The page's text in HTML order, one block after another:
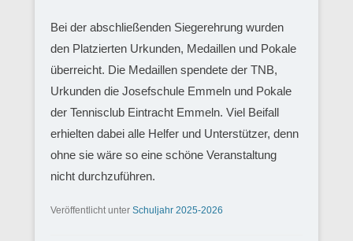
Bei der abschließenden Siegerehrung wurden
den Platzierten Urkunden, Medaillen und Pokale
überreicht. Die Medaillen spendete der TNB,
Urkunden die Josefschule Emmeln und Pokale
der Tennisclub Eintracht Emmeln. Viel Beifall
erhielten dabei alle Helfer und Unterstützer, denn
ohne sie wäre so eine schöne Veranstaltung
nicht durchzuführen.
Veröffentlicht unter Schuljahr 2025-2026